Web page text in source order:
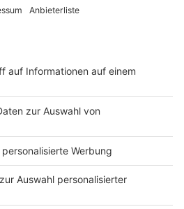
des Landes. Ist das nun
Artikel gemerkt